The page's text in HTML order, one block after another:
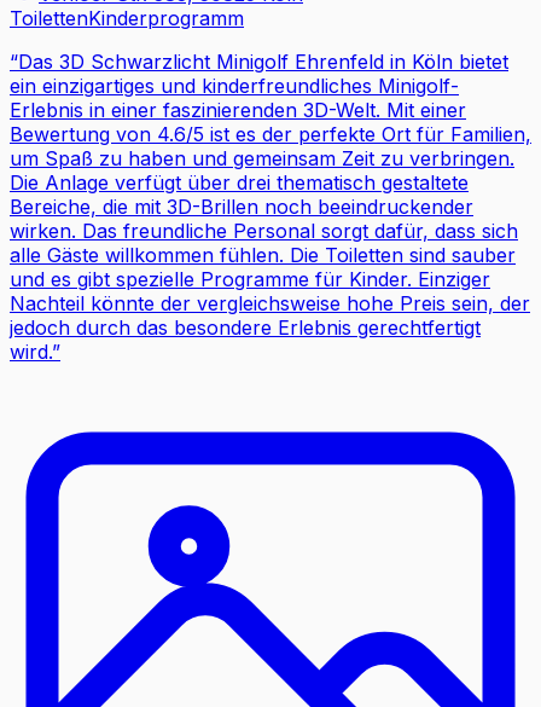
ToilettenKinderprogramm
“Das 3D Schwarzlicht Minigolf Ehrenfeld in Köln bietet
ein einzigartiges und kinderfreundliches Minigolf-
Erlebnis in einer faszinierenden 3D-Welt. Mit einer
Bewertung von 4.6/5 ist es der perfekte Ort für Familien,
um Spaß zu haben und gemeinsam Zeit zu verbringen.
Die Anlage verfügt über drei thematisch gestaltete
Bereiche, die mit 3D-Brillen noch beeindruckender
wirken. Das freundliche Personal sorgt dafür, dass sich
alle Gäste willkommen fühlen. Die Toiletten sind sauber
und es gibt spezielle Programme für Kinder. Einziger
Nachteil könnte der vergleichsweise hohe Preis sein, der
jedoch durch das besondere Erlebnis gerechtfertigt
wird.”